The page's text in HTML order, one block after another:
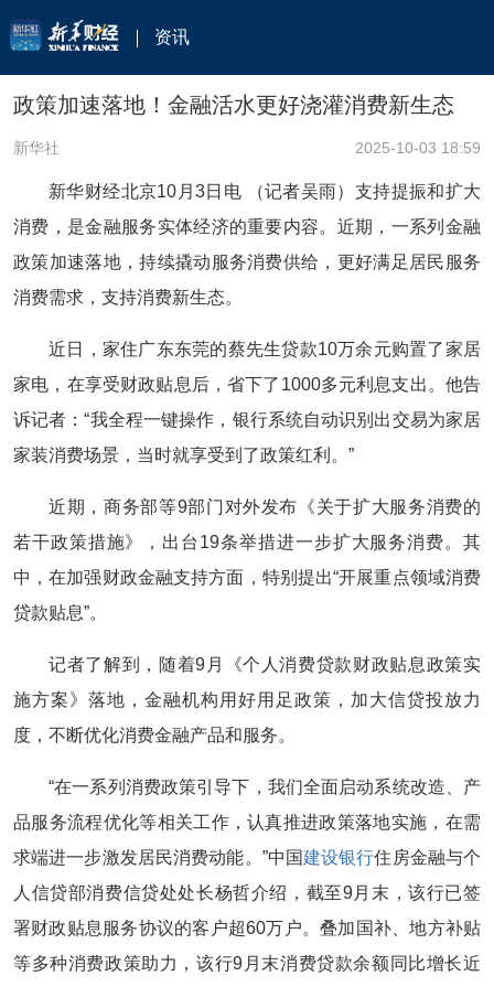
资讯
政策加速落地！金融活水更好浇灌消费新生态
新华社 2025-10-03 18:59
新华财经北京10月3日电 （记者吴雨）支持提振和扩大
消费，是金融服务实体经济的重要内容。近期，一系列金融
政策加速落地，持续撬动服务消费供给，更好满足居民服务
消费需求，支持消费新生态。
近日，家住广东东莞的蔡先生贷款10万余元购置了家居
家电，在享受财政贴息后，省下了1000多元利息支出。他告
诉记者：“我全程一键操作，银行系统自动识别出交易为家居
家装消费场景，当时就享受到了政策红利。”
近期，商务部等9部门对外发布《关于扩大服务消费的
若干政策措施》，出台19条举措进一步扩大服务消费。其
中，在加强财政金融支持方面，特别提出“开展重点领域消费
贷款贴息”。
记者了解到，随着9月《个人消费贷款财政贴息政策实
施方案》落地，金融机构用好用足政策，加大信贷投放力
度，不断优化消费金融产品和服务。
“在一系列消费政策引导下，我们全面启动系统改造、产
品服务流程优化等相关工作，认真推进政策落地实施，在需
求端进一步激发居民消费动能。”中国建设银行住房金融与个
人信贷部消费信贷处处长杨哲介绍，截至9月末，该行已签
署财政贴息服务协议的客户超60万户。叠加国补、地方补贴
等多种消费政策助力，该行9月末消费贷款余额同比增长近